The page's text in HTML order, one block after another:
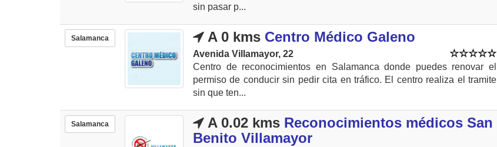
sin pasar p...
Salamanca A 0 kms Centro Médico Galeno
Avenida Villamayor, 22
Centro de reconocimientos en Salamanca donde puedes renovar el
permiso de conducir sin pedir cita en tráfico. El centro realiza el tramite
sin que ten...
Salamanca A 0.02 kms Reconocimientos médicos San
Benito Villamayor